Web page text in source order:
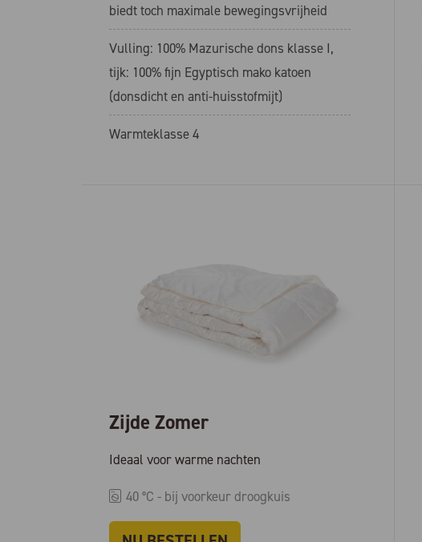
biedt toch maximale bewegingsvrijheid
Vulling: 100% Mazurische dons klasse I,
tijk: 100% fijn Egyptisch mako katoen
(donsdicht en anti-huisstofmijt)
Warmteklasse 4
Zijde Zomer
Ideaal voor warme nachten
40 °C - bij voorkeur droogkuis